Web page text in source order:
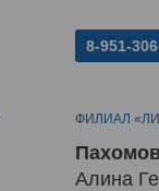
8-951-
ФИЛИАЛ
Алина